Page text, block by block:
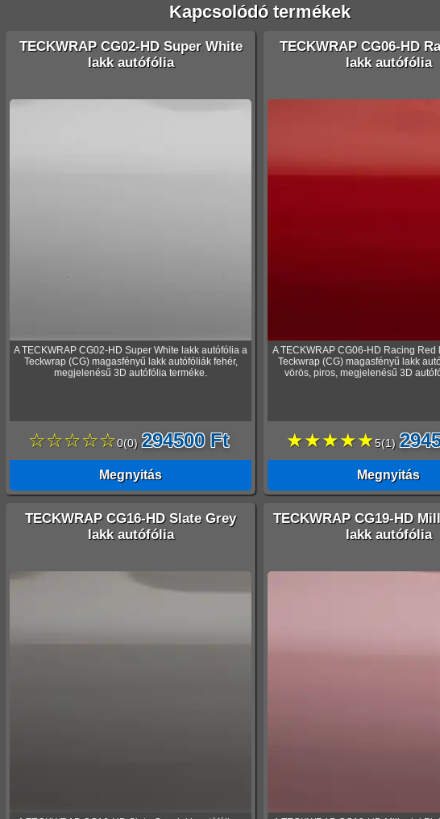
Kapcsolódó termékek
TECKWRAP CG02-HD Super White
lakk autófólia
A TECKWRAP CG02-HD Super White lakk autófólia a
Teckwrap (CG) magasfényű lakk autófóliák fehér,
megjelenésű 3D autófólia terméke.
☆☆☆☆☆0(0) 294500 Ft
Megnyitás
TECKWRAP CG06-HD
lakk autófólia
A TECKWRAP CG06-HD Racing Red
Teckwrap (CG) magasfényű lakk
vörös, piros, megjelenésű 3D
★★★★★ 5(1)
Megnyitás
TECKWRAP CG16-HD Slate Grey
lakk autófólia
TECKWRAP CG19-HD
lakk autófólia